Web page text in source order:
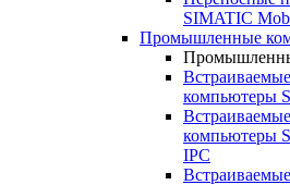
SIMATIC
Промышленные
компьютеры
компьютеры
IPC